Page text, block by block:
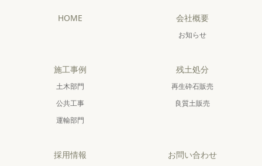
HOME 会社概要
お知らせ
施工事例
土木部門
公共工事
運輸部門
残土処分
再生砕石販売
良質土販売
採用情報 お問い合わせ